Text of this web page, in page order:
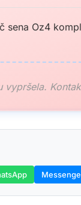
sena Oz4
vypršela.